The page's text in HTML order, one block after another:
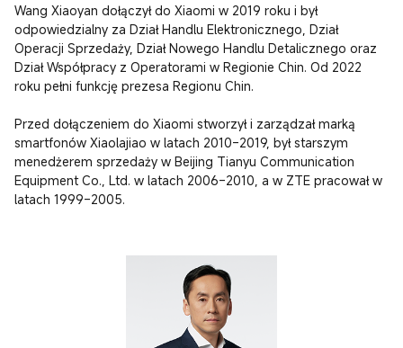
Wang Xiaoyan dołączył do Xiaomi w 2019 roku i był
odpowiedzialny za Dział Handlu Elektronicznego, Dział
Operacji Sprzedaży, Dział Nowego Handlu Detalicznego oraz
Dział Współpracy z Operatorami w Regionie Chin. Od 2022
roku pełni funkcję prezesa Regionu Chin.
Przed dołączeniem do Xiaomi stworzył i zarządzał marką
smartfonów Xiaolajiao w latach 2010–2019, był starszym
menedżerem sprzedaży w Beijing Tianyu Communication
Equipment Co., Ltd. w latach 2006–2010, a w ZTE pracował w
latach 1999–2005.